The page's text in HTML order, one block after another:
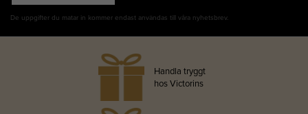
De uppgifter du matar in kommer endast användas till våra nyhetsbrev.
Handla tryggt
hos Victorins